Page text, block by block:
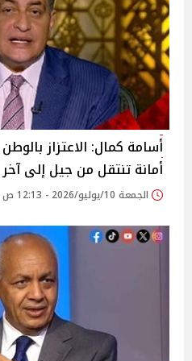
أسامة كمال: الاعتزاز
أمانة تنتقل من جيل إلى آخر
الجمعة 10/يوليو/2026 - 12:13 ص